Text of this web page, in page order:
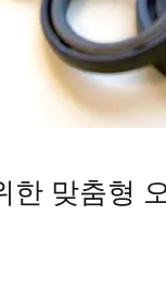
한 맞춤형